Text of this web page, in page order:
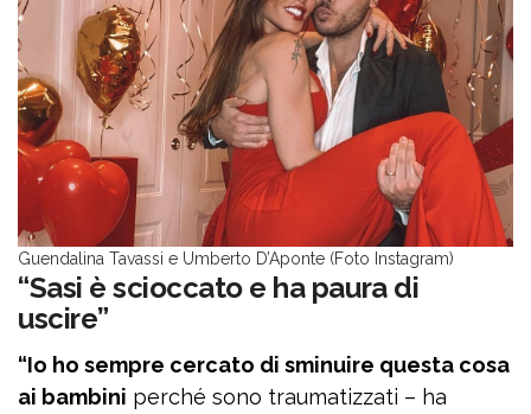
Guendalina Tavassi e Umberto D’Aponte (Foto Instagram)
“Sasi è scioccato e ha paura di
uscire”
“Io ho sempre cercato di sminuire questa cosa
ai bambini perché sono traumatizzati – ha